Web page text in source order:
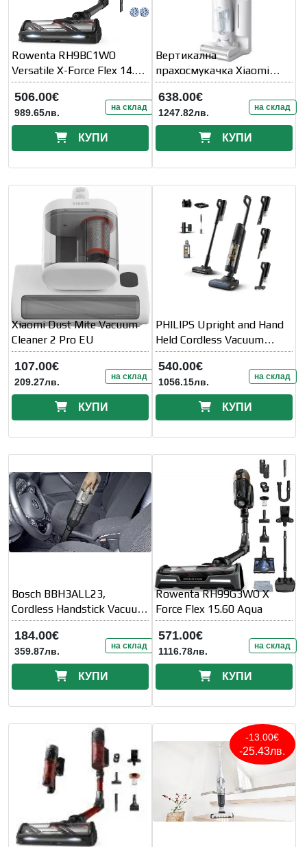
Rowenta RH9BC1WO
Versatile X-Force Flex 14.80
Aq
506.00€
989.65лв. на склад
КУПИ
Вертикална
прахосмукачка Xiaomi
Truclean W10 Ultra
638.00€
1247.82лв. на склад
КУПИ
Xiaomi Dust Mite Vacuum
Cleaner 2 Pro EU
107.00€
209.27лв. на склад
КУПИ
PHILIPS Upright and Hand
Held Cordless Vacuum
Cleaner
540.00€
1056.15лв. на склад
КУПИ
Bosch BBH3ALL23,
Cordless Handstick Vacuum
cleaner 2 in 1 Flexxo Gen2
23Vmax
184.00€
359.87лв. на склад
КУПИ
Rowenta RH99G3WO X
Force Flex 15.60 Aqua
571.00€
1116.78лв. на склад
КУПИ
-13.00€
-25.43лв.